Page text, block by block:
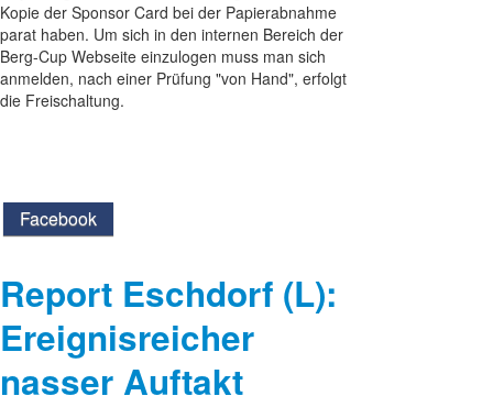
Kopie der Sponsor Card bei der Papierabnahme
parat haben. Um sich in den internen Bereich der
Berg-Cup Webseite einzulogen muss man sich
anmelden, nach einer Prüfung "von Hand", erfolgt
die Freischaltung.
Facebook
Report Eschdorf (L):
Ereignisreicher
nasser Auftakt